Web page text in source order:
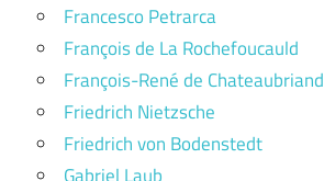
Francesco Petrarca
François de La Rochefoucauld
François-René de Chateaubriand
Friedrich Nietzsche
Friedrich von Bodenstedt